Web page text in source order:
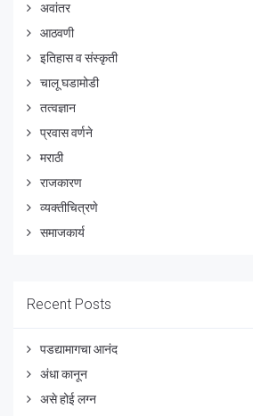
अवांतर
आठवणी
इतिहास व संस्कृती
चालू घडामोडी
तत्वज्ञान
प्रवास वर्णने
मराठी
राजकारण
व्यक्तीचित्रणे
समाजकार्य
Recent Posts
पडद्यामागचा आनंद
अंधा कानून
असे होई लग्न